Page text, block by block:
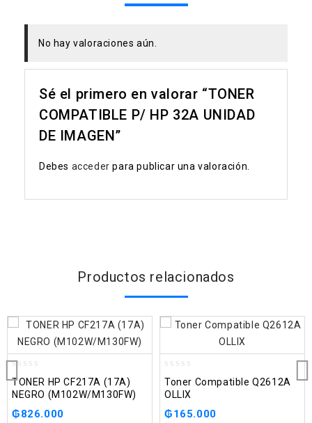
No hay valoraciones aún.
Sé el primero en valorar “TONER
COMPATIBLE P/ HP 32A UNIDAD
DE IMAGEN”
Debes acceder para publicar una valoración.
Productos relacionados
out
of
5
TONER HP CF217A (17A)
NEGRO (M102W/M130FW)
₲826.000
out
of
5
Toner Compatible Q2612A
OLLIX
₲165.000